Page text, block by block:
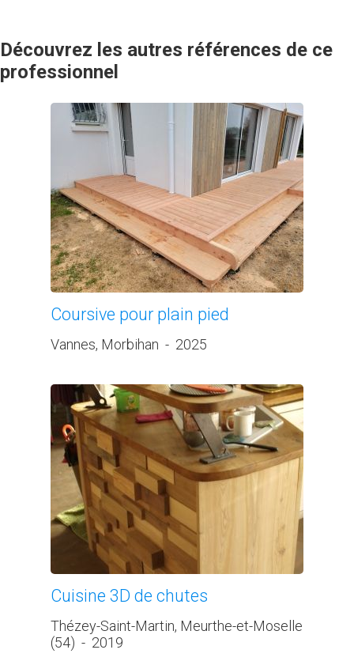
Découvrez les autres références de ce
professionnel
Coursive pour plain pied
Vannes, Morbihan - 2025
Cuisine 3D de chutes
Thézey-Saint-Martin, Meurthe-et-Moselle
(54) - 2019